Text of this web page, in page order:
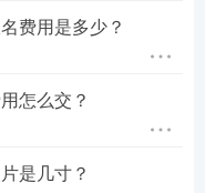
费用是多少？
怎么交？
是几寸？